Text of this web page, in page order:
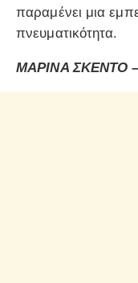
παραμένει μια
πνευματικότητα.
ΜΑΡΙΝΑ ΣΚΕΝΤΟ –